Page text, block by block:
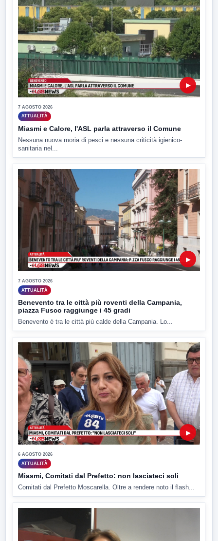
▶
7 AGOSTO 2026
ATTUALITÀ
Miasmi e Calore, l'ASL parla attraverso il Comune
Nessuna nuova moria di pesci e nessuna criticità igienico-
sanitaria nel...
▶
7 AGOSTO 2026
ATTUALITÀ
Benevento tra le città più roventi della Campania,
piazza Fusco raggiunge i 45 gradi
Benevento è tra le città più calde della Campania. Lo...
▶
6 AGOSTO 2026
ATTUALITÀ
Miasmi, Comitati dal Prefetto: non lasciateci soli
Comitati dal Prefetto Moscarella. Oltre a rendere noto il flash...